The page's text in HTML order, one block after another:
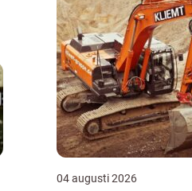
04 augusti 2026